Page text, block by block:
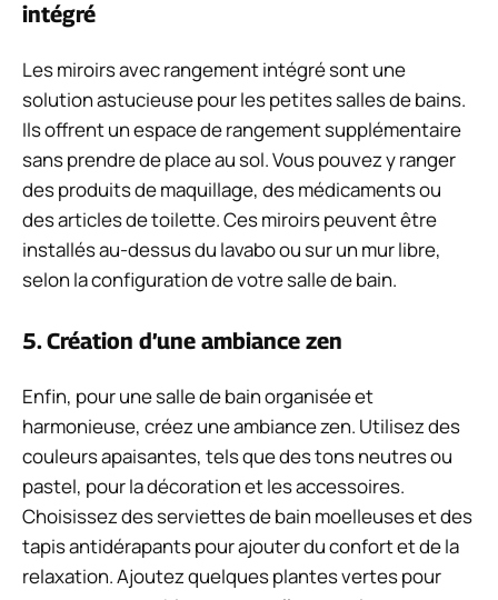
intégré
Les miroirs avec rangement intégré sont une
solution astucieuse pour les petites salles de bains.
Ils offrent un espace de rangement supplémentaire
sans prendre de place au sol. Vous pouvez y ranger
des produits de maquillage, des médicaments ou
des articles de toilette. Ces miroirs peuvent être
installés au-dessus du lavabo ou sur un mur libre,
selon la configuration de votre salle de bain.
5. Création d’une ambiance zen
Enfin, pour une salle de bain organisée et
harmonieuse, créez une ambiance zen. Utilisez des
couleurs apaisantes, tels que des tons neutres ou
pastel, pour la décoration et les accessoires.
Choisissez des serviettes de bain moelleuses et des
tapis antidérapants pour ajouter du confort et de la
relaxation. Ajoutez quelques plantes vertes pour